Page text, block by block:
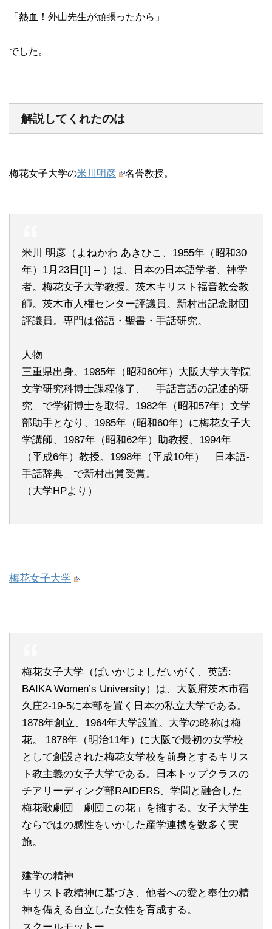
「熱血！外山先生が頑張ったから」
でした。
解説してくれたのは
梅花女子大学の米川明彦 名誉教授。
米川 明彦（よねかわ あきひこ、1955年（昭和30
年）1月23日[1] – ）は、日本の日本語学者、神学
者。梅花女子大学教授。茨木キリスト福音教会教
師。茨木市人権センター評議員。新村出記念財団
評議員。専門は俗語・聖書・手話研究。
人物
三重県出身。1985年（昭和60年）大阪大学大学院
文学研究科博士課程修了、「手話言語の記述的研
究」で学術博士を取得。1982年（昭和57年）文学
部助手となり、1985年（昭和60年）に梅花女子大
学講師、1987年（昭和62年）助教授、1994年
（平成6年）教授。1998年（平成10年）「日本語‐
手話辞典」で新村出賞受賞。
（大学HPより）
梅花女子大学
梅花女子大学（ばいかじょしだいがく、英語:
BAIKA Women’s University）は、大阪府茨木市宿
久庄2-19-5に本部を置く日本の私立大学である。
1878年創立、1964年大学設置。大学の略称は梅
花。 1878年（明治11年）に大阪で最初の女学校
として創設された梅花女学校を前身とするキリス
ト教主義の女子大学である。日本トップクラスの
チアリーディング部RAIDERS、学問と融合した
梅花歌劇団「劇団この花」を擁する。女子大学生
ならではの感性をいかした産学連携を数多く実
施。
建学の精神
キリスト教精神に基づき、他者への愛と奉仕の精
神を備える自立した女性を育成する。